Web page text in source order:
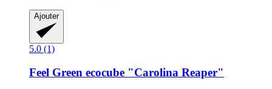
Ajouter
5.0 (1)
Feel Green ecocube "Carolina Reaper"